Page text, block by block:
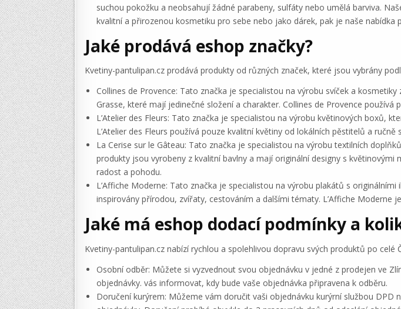
suchou pokožku a neobsahují žádné parabeny, sulfáty nebo umělá barviva.
kvalitní a přirozenou kosmetiku pro sebe nebo jako dárek, pak je naše nabídka
Jaké prodává eshop značky?
Kvetiny-pantulipan.cz prodává produkty od různých značek, které jsou vybrány
Collines de Provence: Tato značka je specialistou na výrobu svíček a
Grasse, které mají jedinečné složení a charakter. Collines de Provence
L’Atelier des Fleurs: Tato značka je specialistou na výrobu květinových boxů,
L’Atelier des Fleurs používá pouze kvalitní květiny od lokálních pěstitelů a
La Cerise sur le Gâteau: Tato značka je specialistou na výrobu textilních
produkty jsou vyrobeny z kvalitní bavlny a mají originální designy s
radost a pohodu.
L’Affiche Moderne: Tato značka je specialistou na výrobu plakátů s
inspirovány přírodou, zvířaty, cestováním a dalšími tématy. L’Affiche Moderne
Jaké má eshop dodací podmínky a
Kvetiny-pantulipan.cz nabízí rychlou a spolehlivou dopravu svých produktů po
Osobní odběr: Můžete si vyzvednout svou objednávku v jedné z prodejen ve
objednávky. vás informovat, kdy bude vaše objednávka připravena k odběru.
Doručení kurýrem: Můžeme vám doručit vaši objednávku kurýrní službou